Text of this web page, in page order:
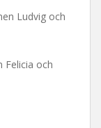
Ludvig och
Felicia och